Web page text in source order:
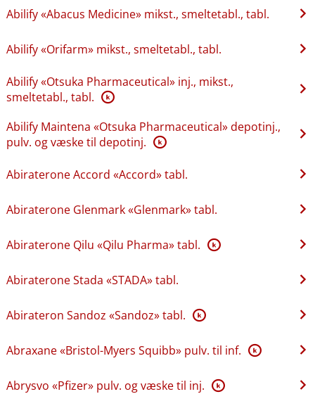
Abilify «Abacus Medicine» mikst., smeltetabl., tabl.
Abilify «Orifarm» mikst., smeltetabl., tabl.
Abilify «Otsuka Pharmaceutical» inj., mikst.,
smeltetabl., tabl. K
Abilify Maintena «Otsuka Pharmaceutical» depotinj.,
pulv. og væske til depotinj. K
Abiraterone Accord «Accord» tabl.
Abiraterone Glenmark «Glenmark» tabl.
Abiraterone Qilu «Qilu Pharma» tabl. K
Abiraterone Stada «STADA» tabl.
Abirateron Sandoz «Sandoz» tabl. K
Abraxane «Bristol-Myers Squibb» pulv. til inf. K
Abrysvo «Pfizer» pulv. og væske til inj. K